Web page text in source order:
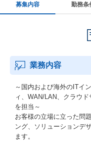
募集内容 勤務条
業務内容
～国内および海外のITイ
ィ、WAN/LAN、クラウ
を担当～
お客様の立場に立った問
ング、ソリューションデ
ます。